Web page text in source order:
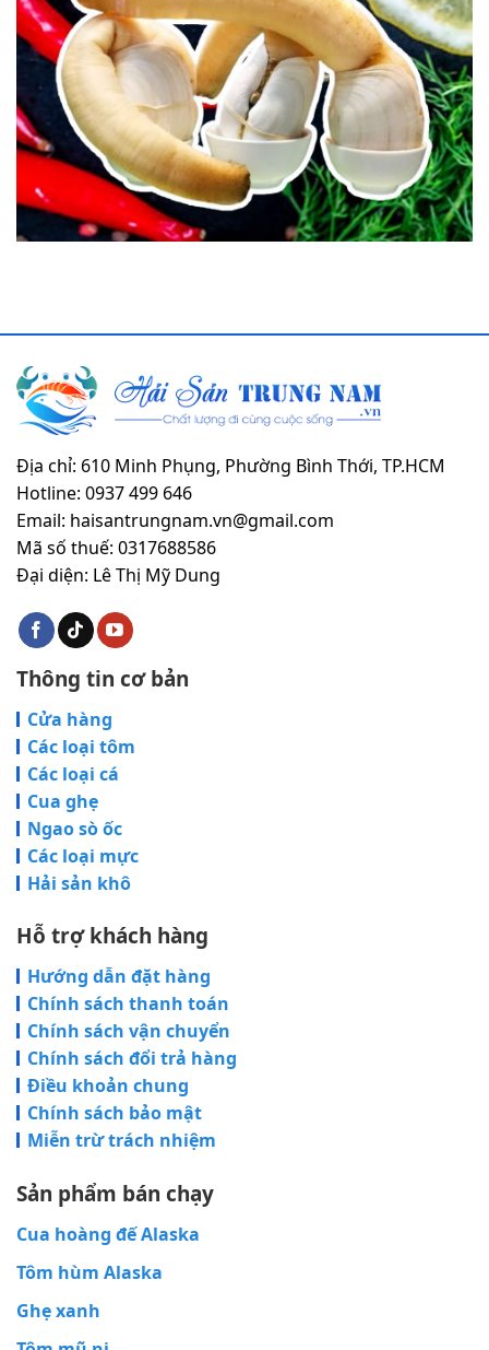
Địa chỉ: 610 Minh Phụng, Phường Bình Thới, TP.HCM
Hotline: 0937 499 646
Email: haisantrungnam.vn@gmail.com
Mã số thuế: 0317688586
Đại diện: Lê Thị Mỹ Dung
Thông tin cơ bản
Cửa hàng
Các loại tôm
Các loại cá
Cua ghẹ
Ngao sò ốc
Các loại mực
Hải sản khô
Hỗ trợ khách hàng
Hướng dẫn đặt hàng
Chính sách thanh toán
Chính sách vận chuyển
Chính sách đổi trả hàng
Điều khoản chung
Chính sách bảo mật
Miễn trừ trách nhiệm
Sản phẩm bán chạy
Cua hoàng đế Alaska
Tôm hùm Alaska
Ghẹ xanh